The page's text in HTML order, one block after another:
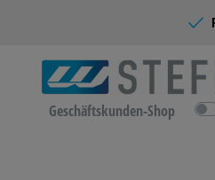
Geschäftskunden-Shop